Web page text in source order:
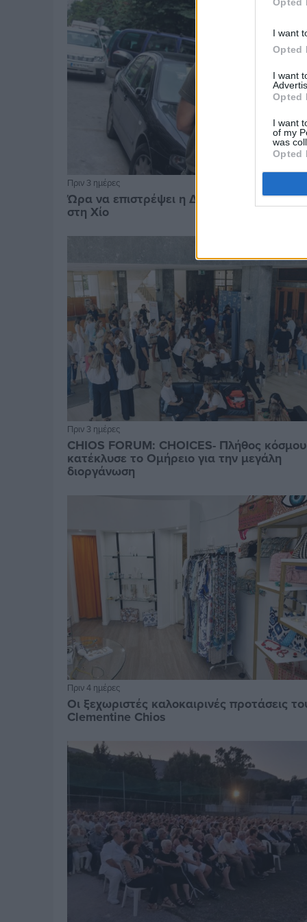
I want
Opted
I want
Opted
I want
of my
was
Opted
Πριν 3 ημέρες
Ώρα να επιστρέψει η Δημοτική Αστυνομία
στη Χίο
Πριν 3 ημέρες
CHIOS FORUM: CHOICES- Πλήθος κόσμου
κατέκλυσε το Ομήρειο για την μεγάλη
διοργάνωση
Πριν 4 ημέρες
Οι ξεχωριστές καλοκαιρινές προτάσεις
Clementine Chios